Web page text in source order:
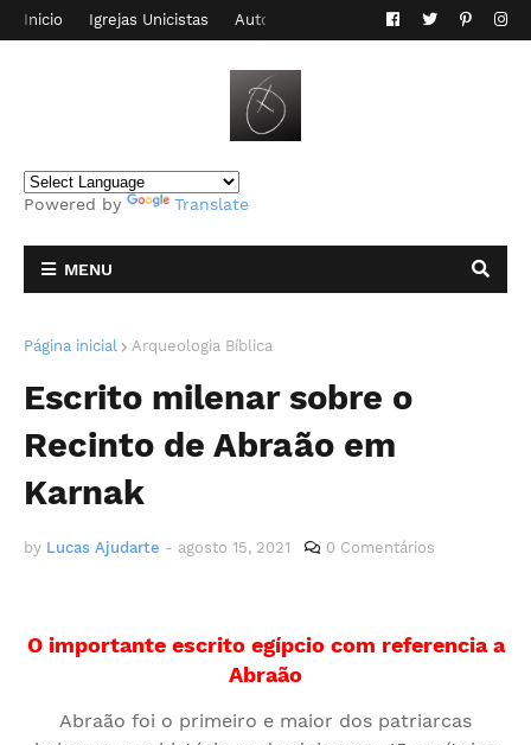
Inicio Igrejas Unicistas Autor do Blog Contato
Powered by Translate
MENU
Página inicial Arqueologia Bíblica
Escrito milenar sobre o
Recinto de Abraão em
Karnak
by Lucas Ajudarte - agosto 15, 2021 0 Comentários
O importante escrito egípcio com referencia a
Abraão
Abraão foi o primeiro e maior dos patriarcas